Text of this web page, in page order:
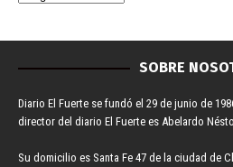
SOBRE
Diario El Fuerte se fundó el 29 de junio de
director del diario El Fuerte es Abelardo
Su domicilio es Santa Fe 47 de la ciudad de